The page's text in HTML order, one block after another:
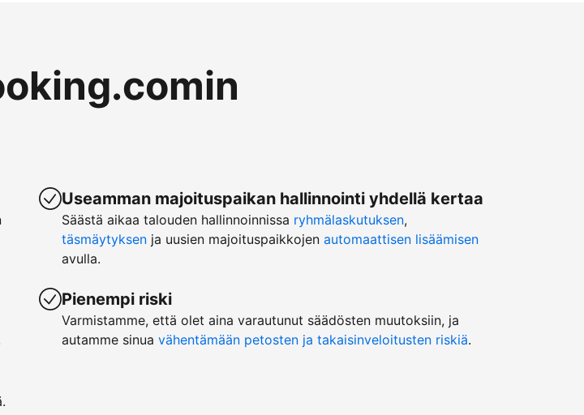
Useamman majoituspaikan hallinnointi yhdellä kertaa
Säästä aikaa talouden hallinnoinnissa ryhmälaskutuksen,
täsmäytyksen ja uusien majoituspaikkojen automaattisen lisäämisen
avulla.
Pienempi riski
Varmistamme, että olet aina varautunut säädösten muutoksiin, ja
autamme sinua vähentämään petosten ja takaisinveloitusten riskiä.